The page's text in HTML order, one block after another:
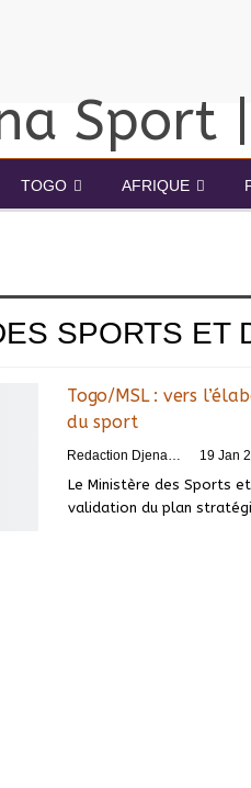
TOGO AFRIQUE
SPORTS ET
Togo/MSL : vers
du sport
Redaction DjenaSport 19 Jan
Le Ministère des Sports
validation du plan